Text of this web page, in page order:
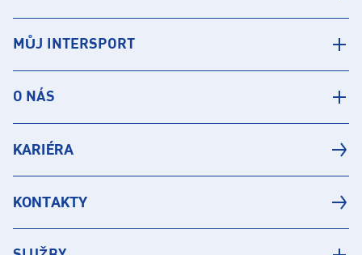
MŮJ INTERSPORT
O NÁS
KARIÉRA
KONTAKTY